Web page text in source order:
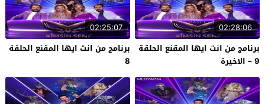
02:28:06
برنامج من انت ايها المقنع الحلقة
9 – الاخيرة
02:25:07
برنامج من انت ايها المقنع الحلقة
8